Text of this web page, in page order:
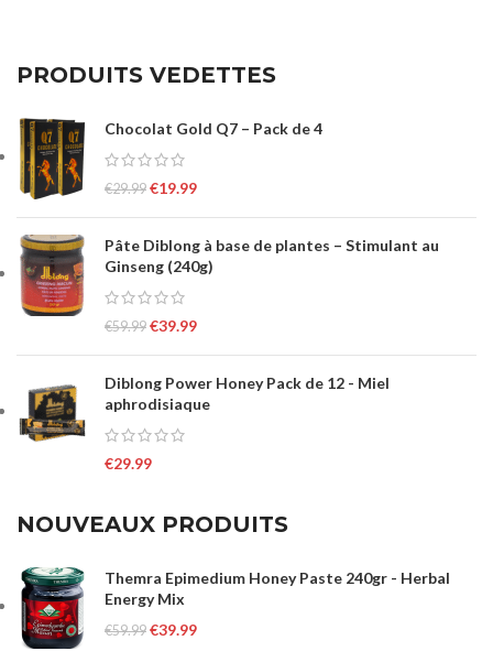
PRODUITS VEDETTES
Chocolat Gold Q7 – Pack de 4
€29.99 €19.99
Pâte Diblong à base de plantes – Stimulant au
Ginseng (240g)
€59.99 €39.99
Diblong Power Honey Pack de 12 - Miel
aphrodisiaque
€29.99
NOUVEAUX PRODUITS
Themra Epimedium Honey Paste 240gr - Herbal
Energy Mix
€59.99 €39.99